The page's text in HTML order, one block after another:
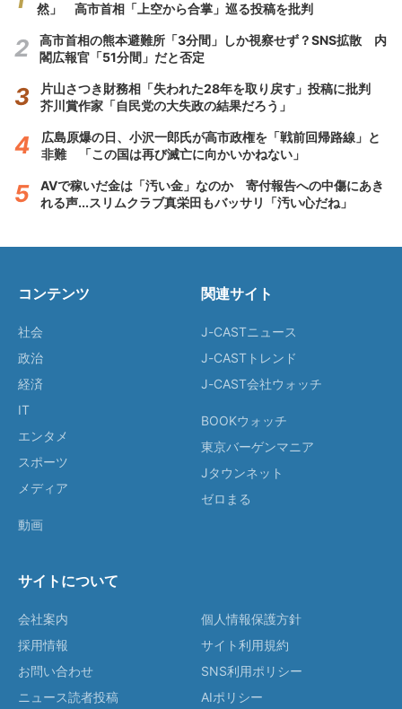
然」 高市首相「上空から合掌」巡る投稿を批判
高市首相の熊本避難所「3分間」しか視察せず？SNS拡散 内
閣広報官「51分間」だと否定
片山さつき財務相「失われた28年を取り戻す」投稿に批判
芥川賞作家「自民党の大失政の結果だろう」
広島原爆の日、小沢一郎氏が高市政権を「戦前回帰路線」と
非難 「この国は再び滅亡に向かいかねない」
AVで稼いだ金は「汚い金」なのか 寄付報告への中傷にあき
れる声...スリムクラブ真栄田もバッサリ「汚い心だね」
コンテンツ
社会
政治
経済
IT
エンタメ
スポーツ
メディア
動画
関連サイト
J-CASTニュース
J-CASTトレンド
J-CAST会社ウォッチ
BOOKウォッチ
東京バーゲンマニア
Jタウンネット
ゼロまる
サイトについて
会社案内
採用情報
お問い合わせ
ニュース読者投稿
個人情報保護方針
サイト利用規約
SNS利用ポリシー
AIポリシー